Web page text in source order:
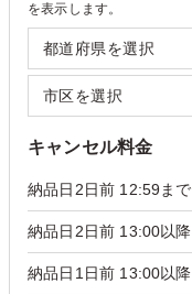
を表示します。
キャンセル料金
納品日2日前 12:59まで
納品日2日前 13:00以降
納品日1日前 13:00以降